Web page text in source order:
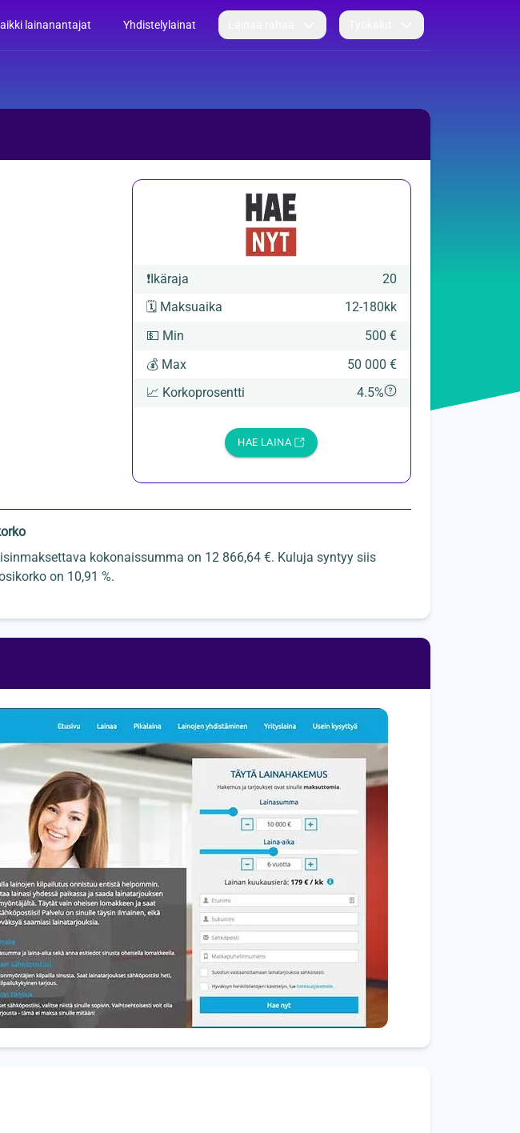
lainanantajat Yhdistelylainat
❗Ikäraja
20
🗓️ Maksuaika 12-180kk
💵 Min
500 €
💰 Max
50 000 €
📈 Korkoprosentti 4.5%
HAE LAINA
kokonaissumma on 12 866,64 €. Kuluja syntyy siis
on 10,91 %.